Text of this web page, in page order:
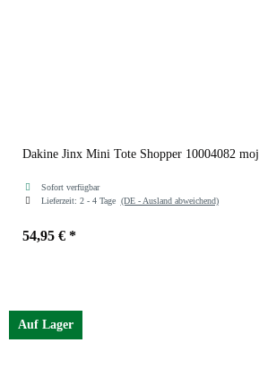
Dakine Jinx Mini Tote Shopper 10004082
Sofort verfügbar
Lieferzeit: 2 - 4 Tage (DE - Ausland abweichend)
54,95 € *
Auf Lager